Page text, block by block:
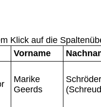
Klick auf die
Vorname
Marike
Geerds
Schröder